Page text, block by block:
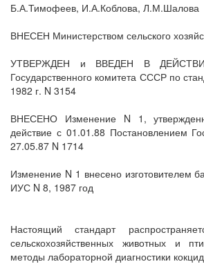
Б.А.Тимофеев, И.А.Коблова, Л.М.Шалова
ВНЕСЕН Министерством сельского
УТВЕРЖДЕН и ВВЕДЕН В ДЕЙСТВИЕ
Государственного комитета СССР по
1982 г. N 3154
ВНЕСЕНО Изменение N 1,
действие с 01.01.88 Постановлением
27.05.87 N 1714
Изменение N 1 внесено изготовителем
ИУС N 8, 1987 год
Настоящий стандарт
сельскохозяйственных животных и
методы лабораторной диагностики